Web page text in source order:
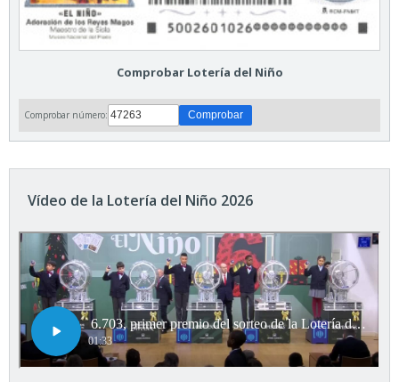
Comprobar Lotería del Niño
Comprobar número:
Vídeo de la Lotería del Niño 2026